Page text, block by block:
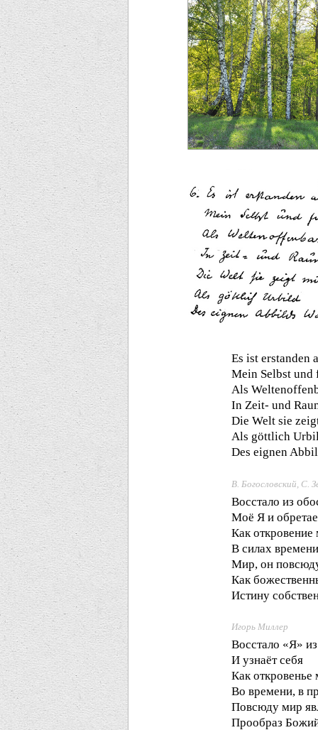
Es ist erstanden
Mein Selbst und
Als
In Zeit- und
Die Welt sie
Als göttlich
Des eignen
В. Богословский, С.
Восстало из
Моё Я и
Как откровение
В силах
Мир, он
Как
Истину
Игорь Миллер
Восстало «Я»
И узнаёт себя
Как откровенье
Во времени, в
Повсюду мир
Прообраз